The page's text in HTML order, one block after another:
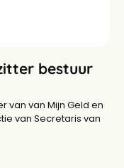
bestuur
van van Mijn Geld en
van Secretaris van